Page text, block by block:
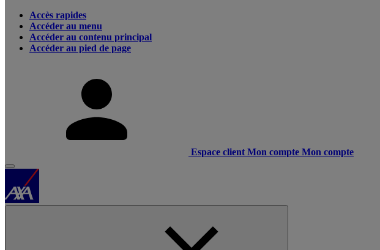
Accès rapides
Accéder au menu
Accéder au contenu principal
Accéder au pied de page
Espace client Mon compte Mon compte